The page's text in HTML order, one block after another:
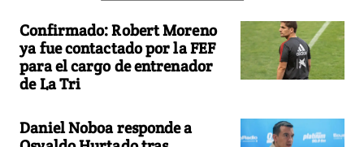
Confirmado: Robert Moreno
ya fue contactado por la FEF
para el cargo de entrenador
de La Tri
Daniel Noboa responde a